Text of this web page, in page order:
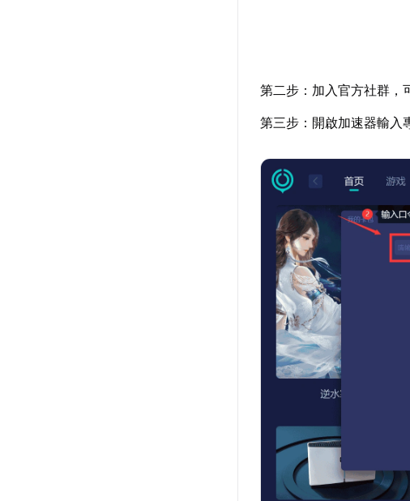
第二步：加入官方社群，
第三步：開啟加速器輸入